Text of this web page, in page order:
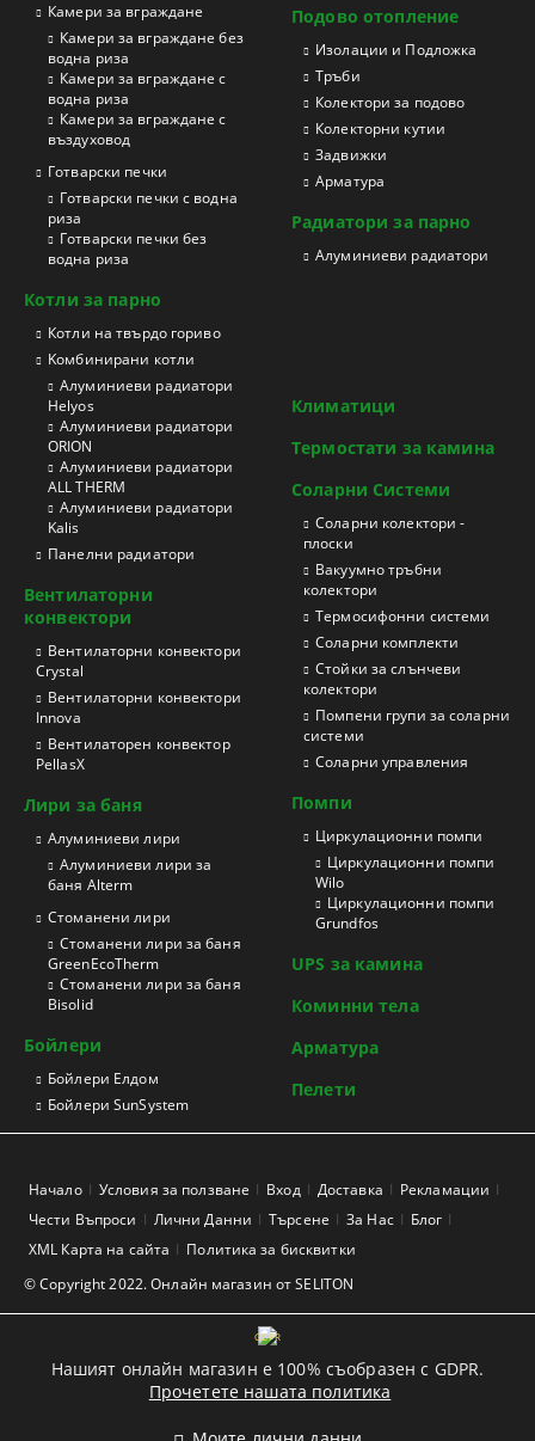
Камери за вграждане
Камери за вграждане без
водна риза
Камери за вграждане с
водна риза
Камери за вграждане с
въздуховод
Готварски печки
Готварски печки с водна
риза
Готварски печки без
водна риза
Котли за парно
Котли на твърдо гориво
Kомбинирани котли
Подово отопление
Изолации и Подложка
Тръби
Колектори за подово
Колекторни кутии
Задвижки
Арматура
Радиатори за парно
Aлуминиеви радиатори
Aлуминиеви радиатори
Helyos
Aлуминиеви радиатори
ORION
Aлуминиеви радиатори
ALL THERM
Aлуминиеви радиатори
Kalis
Панелни радиатори
Вентилаторни
конвектори
Вентилаторни конвектори
Crystal
Вентилаторни конвектори
Innova
Вентилаторен конвектор
PellasX
Лири за баня
Aлуминиеви лири
Алуминиеви лири за
баня Alterm
Стоманени лири
Стоманени лири за баня
GreenEcoTherm
Стоманени лири за баня
Bisolid
Бойлери
Бойлери Елдом
Бойлери SunSystem
Климатици
Термостати за камина
Соларни Системи
Соларни колектори -
плоски
Вакуумно тръбни
колектори
Термосифонни системи
Соларни комплекти
Стойки за слънчеви
колектори
Помпени групи за соларни
системи
Соларни управления
Помпи
Циркулационни помпи
Циркулационни помпи
Wilo
Циркулационни помпи
Grundfos
UPS за камина
Коминни тела
Арматура
Пелети
© Copyright 2022. Онлайн магазин от SELITON
Начало Условия за ползване Вход Доставка
Рекламации
Чести Въпроси
Лични Данни Търсене За Нас
Блог
XML Карта на сайта
Политика за бисквитки
GDPR
Нашият онлайн магазин е 100% съобразен с GDPR.
Прочетете нашата политика